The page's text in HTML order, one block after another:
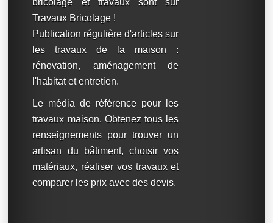
bricolage et travaux sont sur
Travaux Bricolage !
Publication régulière d'articles sur
les travaux de la maison :
rénovation, aménagement de
l'habitat et entretien.
Le média de référence pour les
travaux maison. Obtenez tous les
renseignements pour trouver un
artisan du bâtiment, choisir vos
matériaux, réaliser vos travaux et
comparer les prix avec des devis.